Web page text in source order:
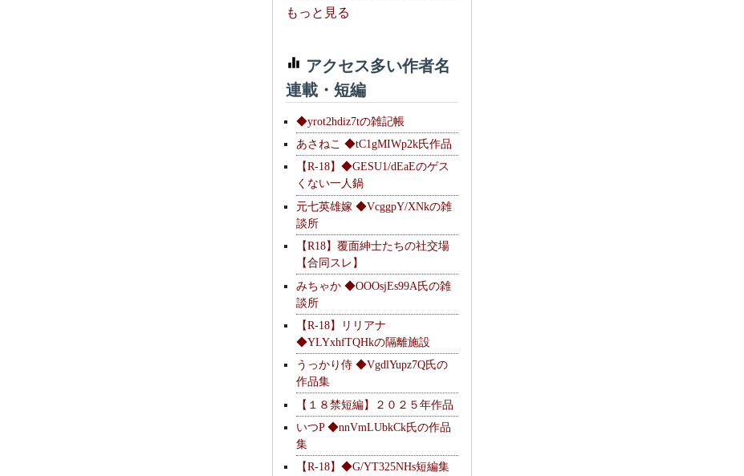
もっと見る
アクセス多い作者名
連載・短編
◆yrot2hdiz7tの雑記帳
あさねこ ◆tC1gMIWp2k氏作品
【R-18】◆GESU1/dEaEのゲス
くない一人鍋
元七英雄嫁 ◆VcggpY/XNkの雑
談所
【R18】覆面紳士たちの社交場
【合同スレ】
みちゃか ◆OOOsjEs99A氏の雑
談所
【R-18】リリアナ
◆YLYxhfTQHkの隔離施設
うっかり侍 ◆VgdlYupz7Q氏の
作品集
【１８禁短編】２０２５年作品
いつP ◆nnVmLUbkCk氏の作品
集
【R-18】◆G/YT325NHs短編集